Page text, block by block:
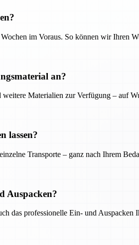
im Voraus. So können wir Ihren
an?
Materialien zur Verfügung – auf
lassen?
Transporte – ganz nach Ihrem
Auspacken?
das professionelle Ein- und Auspacken